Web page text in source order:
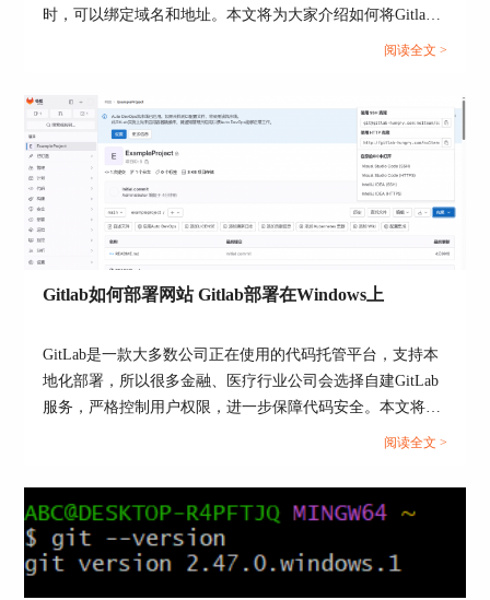
什么时候用？
快速查找某个函数是谁加上的。
4、用GitLab API自动化追踪
如果想做一些自动化的统计，比如每周提交量、代
码改动量，可以用GitLab API来获取。
获取提交列表：
GET /projects/:id/repository/files/:file_path
通过这些接口，可以把提交信息拉下来，自动生成
报表，特别适合大项目的代码统计。
时，可以绑定域名和地址。本文将为大家介绍如何将Gitlab
阅读全文 >
Gitlab如何部署网站 Gitlab部署在Windows上
GitLab是一款大多数公司正在使用的代码托管平台，支持本
地化部署，所以很多金融、医疗行业公司会选择自建GitLab
服务，严格控制用户权限，进一步保障代码安全。本文将为
大家介绍Gitlab如何部署网站，Gitlab部署在Windows上的相
阅读全文 >